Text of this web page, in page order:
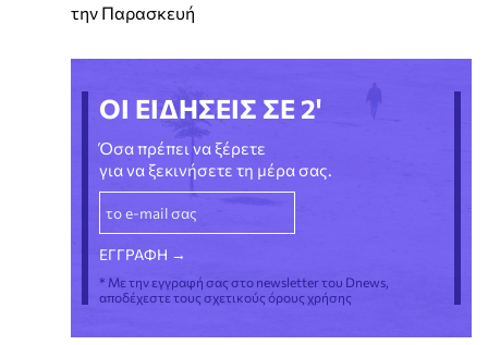
την Παρασκευή
ΟΙ ΕΙΔΗΣΕΙΣ ΣΕ 2'
Όσα πρέπει να ξέρετε
για να ξεκινήσετε τη μέρα σας.
* Με την εγγραφή σας στο newsletter του Dnews,
αποδέχεστε τους σχετικούς όρους χρήσης